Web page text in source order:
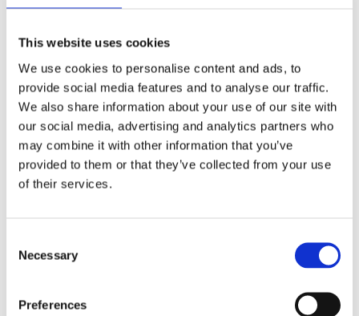
This website uses cookies
We use cookies to personalise content and ads, to
provide social media features and to analyse our traffic.
We also share information about your use of our site with
our social media, advertising and analytics partners who
may combine it with other information that you’ve
provided to them or that they’ve collected from your use
of their services.
Selection
Necessary
Preferences
Handskar Vinyl,
Smidiga engångshandskar i vinyl. Innehåller inte några latexproteiner,
Massage/Skrubbhand
Vita massage/skrubbhandskar i